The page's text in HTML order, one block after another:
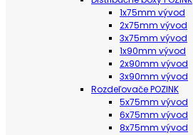
1x75mm vývod
2x75mm vývod
3x75mm vývod
1x90mm vývod
2x90mm vývod
3x90mm vývod
Rozdeľovače POZINK
5x75mm vývod
6x75mm vývod
8x75mm vývod